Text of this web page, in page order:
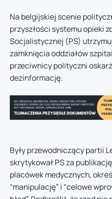
Na belgijskiej scenie
przyszłości systemu opieki
Socjalistycznej (PS)
zamknięcia oddziałów
przeciwnicy polityczni
dezinformację.
Były przewodniczący partii
skrytykował PS za
placówek medycznych,
“manipulację” i “celowe